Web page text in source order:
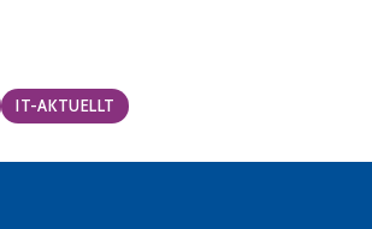
IT-AKTUELLT